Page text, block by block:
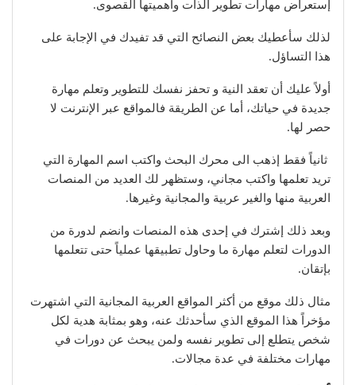
إستعراض مهارات تطوير الذات وأهميتها القصوى.
لذلك سأعطيك بعض النصائح التي قد تفيدك في الإجابة على
هذا التساؤل.
أولاً عليك أن تعقد النية و تحفز نفسك للتطوير وتعلم مهارة
جديدة في حياتك، أما عن الطريقة فالمواقع عبر الإنترنت لا
حصر لها.
ثانياً فقط إذهب الى محرك البحث واكتب اسم المهارة التي
تريد تعلمها واكتب مجاني، وستظهر لك العديد من المنصات
العربية منها والغير عربية والمجانية وغيرها.
وبعد ذلك إشترك في إحدى هذه المنصات وانضم لدورة من
الدورات لتعلم مهارة ما وحاول تطبيقها عملياً حتى تتعلمها
بإتقان.
مثال ذلك موقع من أكثر المواقع العربية المجانية التي اشتهرت
مؤخراً هذا الموقع الذي سأحدثك عنه، وهو بمثابة هدية لكل
شخص يتطلع إلى تطوير نفسه ولمن يبحث عن دورات في
مهارات مختلفة في عدة مجالات.